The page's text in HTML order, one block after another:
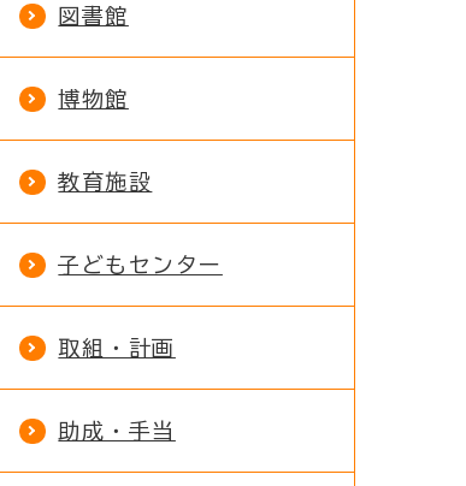
図書館
博物館
教育施設
子どもセンター
取組・計画
助成・手当